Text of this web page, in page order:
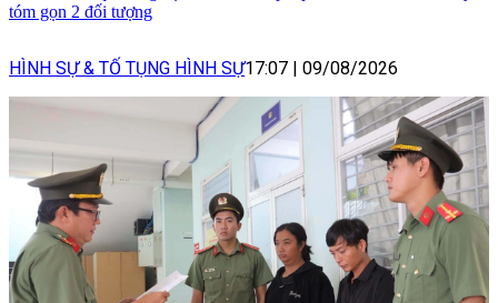
tóm gọn 2 đối tượng
HÌNH SỰ & TỐ TỤNG HÌNH SỰ17:07 09/08/2026